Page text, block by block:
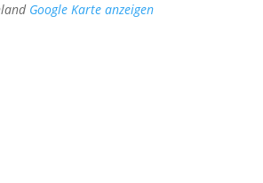
Google Karte anzeigen